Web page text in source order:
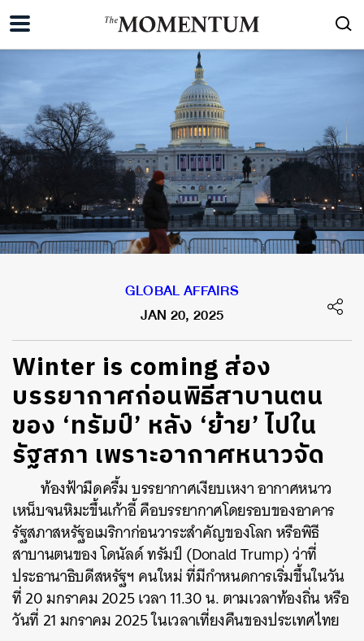
GLOBAL AFFAIRS
JAN 20, 2025
Winter is coming ส่อง
บรรยากาศก่อนพิธีสาบานตน
ของ ‘ทรัมป์’ หลัง ‘ย้าย’ ไปใน
รัฐสภา เพราะอากาศหนาวจัด
ท้องฟ้ามืดครื้ม บรรยากาศเงียบเหงา อากาศหนาว
เหน็บจนหิมะขึ้นเก้าอี้ คือบรรยากาศโดยรอบของอาคาร
รัฐสภาสหรัฐอเมริกาก่อนวาระสำคัญของโลก หรือพิธี
สาบานตนของ โดนัลด์ ทรัมป์ (Donald Trump) ว่าที่
ประธานาธิบดีสหรัฐฯ คนใหม่ ที่มีกำหนดการเริ่มขึ้นในวัน
ที่ 20 มกราคม 2025 เวลา 11.30 น. ตามเวลาท้องถิ่น หรือ
วันที่ 21 มกราคม 2025 ในเวลาเที่ยงคืนของประเทศไทย